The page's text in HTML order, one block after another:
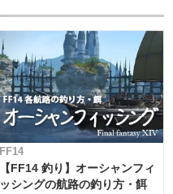
FF14
【FF14 釣り】オーシャンフィ
ッシングの航路の釣り方・餌